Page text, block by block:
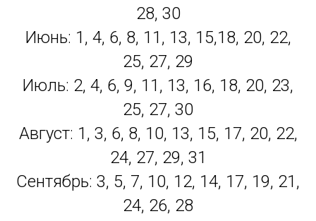
28, 30
Июнь: 1, 4, 6, 8, 11, 13, 15,18, 20, 22,
25, 27, 29
Июль: 2, 4, 6, 9, 11, 13, 16, 18, 20, 23,
25, 27, 30
Август: 1, 3, 6, 8, 10, 13, 15, 17, 20, 22,
24, 27, 29, 31
Сентябрь: 3, 5, 7, 10, 12, 14, 17, 19, 21,
24, 26, 28